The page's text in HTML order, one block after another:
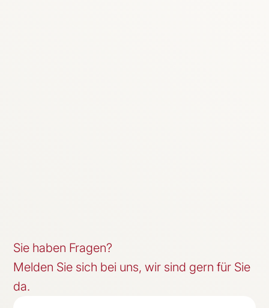
Sie haben Fragen?
Melden Sie sich bei uns, wir sind gern für Sie
da.